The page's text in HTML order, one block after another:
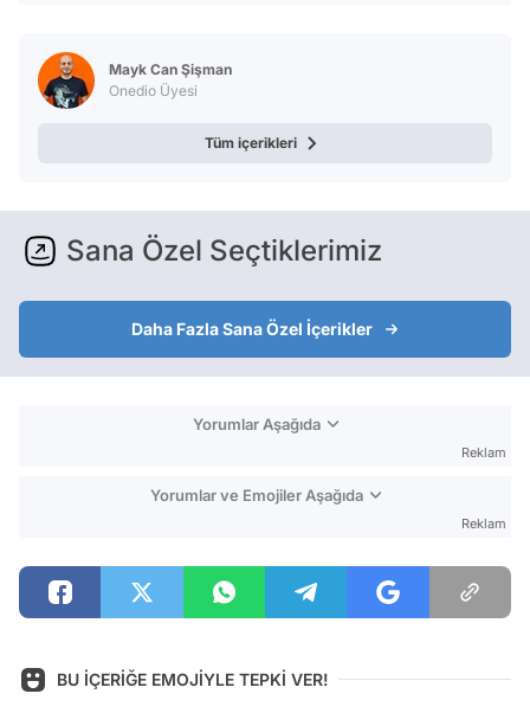
Mayk Can Şişman
Onedio Üyesi
Tüm içerikleri
Sana Özel Seçtiklerimiz
Daha Fazla Sana Özel İçerikler
Yorumlar Aşağıda
Reklam
Yorumlar ve Emojiler Aşağıda
Reklam
BU İÇERİĞE EMOJİYLE TEPKİ VER!